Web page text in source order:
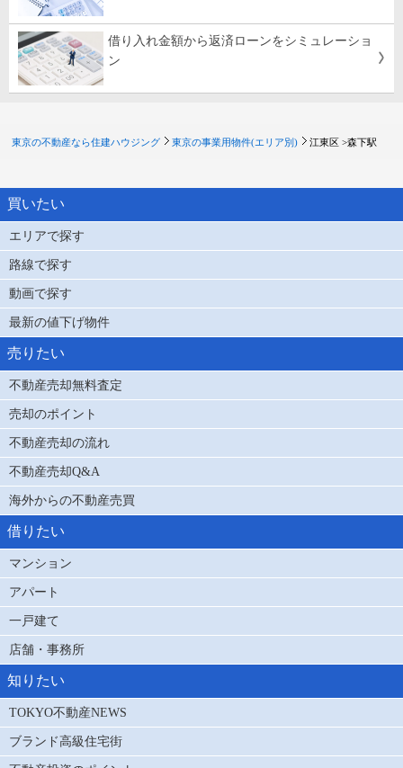
借り入れ金額から返済ローンをシミュレーショ
ン
東京の不動産なら住建ハウジング 東京の事業用物件(エリア別) 江東区 >森下駅
買いたい
エリアで探す
路線で探す
動画で探す
最新の値下げ物件
売りたい
不動産売却無料査定
売却のポイント
不動産売却の流れ
不動産売却Q&A
海外からの不動産売買
借りたい
マンション
アパート
一戸建て
店舗・事務所
知りたい
TOKYO不動産NEWS
ブランド高級住宅街